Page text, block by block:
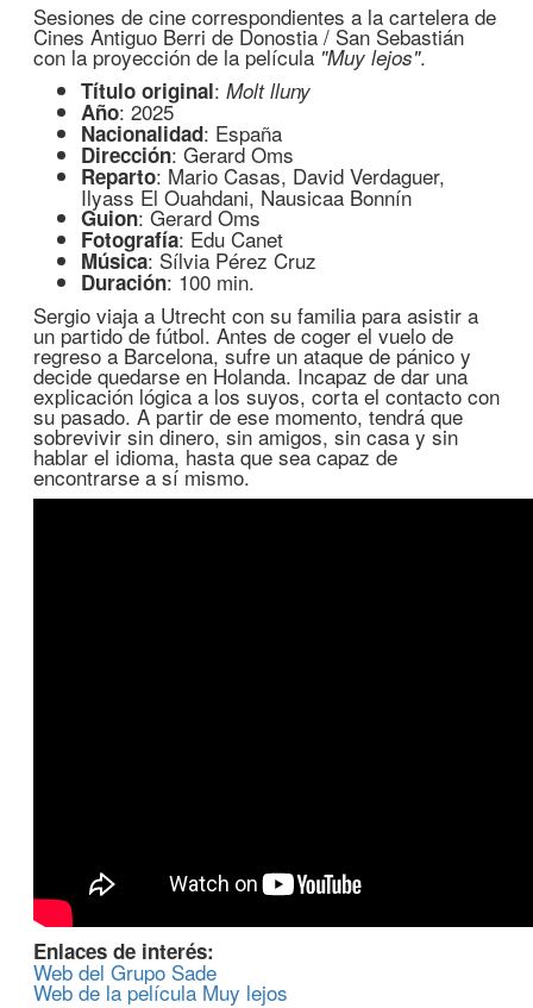
Sesiones de cine correspondientes a la cartelera de
Cines Antiguo Berri de Donostia / San Sebastián
con la proyección de la película "Muy lejos".
Título original: Molt lluny
Año: 2025
Nacionalidad: España
Dirección: Gerard Oms
Reparto: Mario Casas, David Verdaguer,
Ilyass El Ouahdani, Nausicaa Bonnín
Guion: Gerard Oms
Fotografía: Edu Canet
Música: Sílvia Pérez Cruz
Duración: 100 min.
Sergio viaja a Utrecht con su familia para asistir a
un partido de fútbol. Antes de coger el vuelo de
regreso a Barcelona, sufre un ataque de pánico y
decide quedarse en Holanda. Incapaz de dar una
explicación lógica a los suyos, corta el contacto con
su pasado. A partir de ese momento, tendrá que
sobrevivir sin dinero, sin amigos, sin casa y sin
hablar el idioma, hasta que sea capaz de
encontrarse a sí mismo.
Enlaces de interés:
Web del Grupo Sade
Web de la película Muy lejos